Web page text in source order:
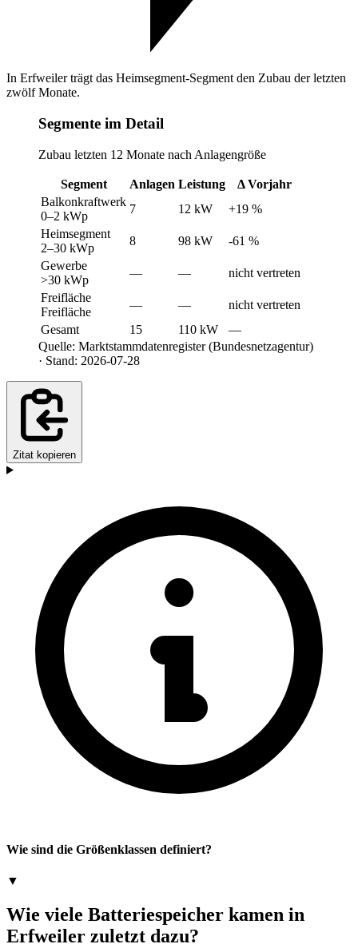
In Erfweiler trägt das Heimsegment-Segment den Zubau der letzten
zwölf Monate.
Segmente im Detail
Zubau letzten 12 Monate nach Anlagengröße
Segment Anlagen Leistung
Δ Vorjahr
Balkonkraftwerk
0–2 kWp
7 12 kW
+19 %
Heimsegment
2–30 kWp
8 98 kW
-61 %
Gewerbe
>30 kWp
— —
nicht vertreten
Freifläche
Freifläche
— —
nicht vertreten
Gesamt
15 110 kW
—
Quelle: Marktstammdatenregister (Bundesnetzagentur)
· Stand: 2026-07-28
Zitat kopieren
Wie sind die Größenklassen definiert?
▼
Wie viele Batteriespeicher kamen in
Erfweiler zuletzt dazu?